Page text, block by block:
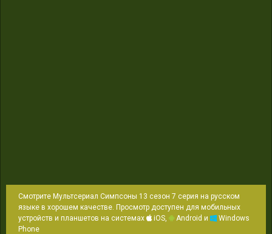
Смотрите Мультсериал Симпсоны 13 сезон 7 серия на русском
языке в хорошем качестве. Просмотр доступен для мобильных
устройств и планшетов на системах
iOS, Android и
Windows
Phone